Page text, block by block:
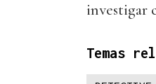
investigar
Temas